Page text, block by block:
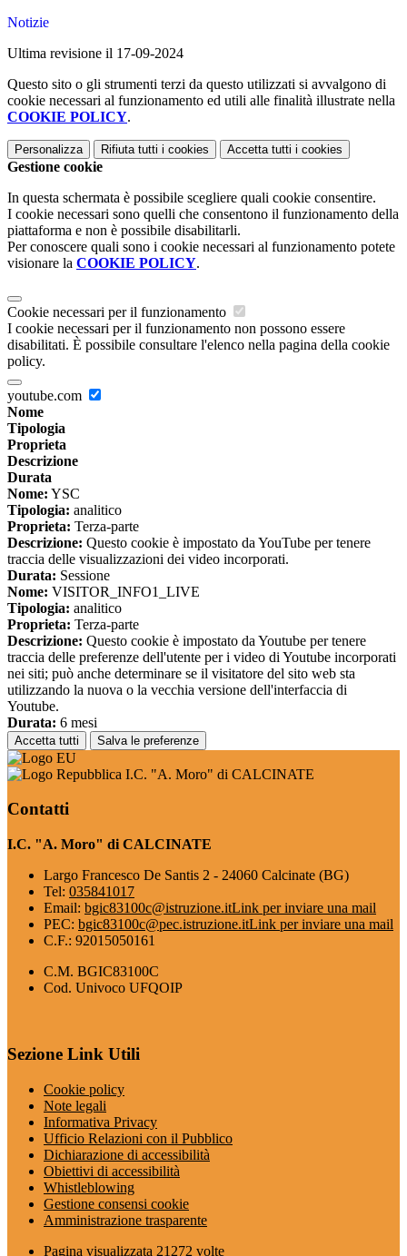
Notizie
Ultima revisione il 17-09-2024
Questo sito o gli strumenti terzi da questo utilizzati si avvalgono di
cookie necessari al funzionamento ed utili alle finalità illustrate nella
COOKIE POLICY.
Personalizza Rifiuta tutti i cookies Accetta tutti i cookies
Gestione cookie
In questa schermata è possibile scegliere quali cookie consentire.
I cookie necessari sono quelli che consentono il funzionamento della
piattaforma e non è possibile disabilitarli.
Per conoscere quali sono i cookie necessari al funzionamento potete
visionare la COOKIE POLICY.
Cookie necessari per il funzionamento
I cookie necessari per il funzionamento non possono essere
disabilitati. È possibile consultare l'elenco nella pagina della cookie
policy.
youtube.com
Nome
Tipologia
Proprieta
Descrizione
Durata
Nome: YSC
Tipologia: analitico
Proprieta: Terza-parte
Descrizione: Questo cookie è impostato da YouTube per tenere
traccia delle visualizzazioni dei video incorporati.
Durata: Sessione
Nome: VISITOR_INFO1_LIVE
Tipologia: analitico
Proprieta: Terza-parte
Descrizione: Questo cookie è impostato da Youtube per tenere
traccia delle preferenze dell'utente per i video di Youtube incorporati
nei siti; può anche determinare se il visitatore del sito web sta
utilizzando la nuova o la vecchia versione dell'interfaccia di
Youtube.
Durata: 6 mesi
Accetta tutti Salva le preferenze
I.C. "A. Moro" di CALCINATE
Contatti
I.C. "A. Moro" di CALCINATE
Largo Francesco De Santis 2 - 24060 Calcinate (BG)
Tel: 035841017
Email: bgic83100c@istruzione.itLink per inviare una mail
PEC: bgic83100c@pec.istruzione.itLink per inviare una mail
C.F.: 92015050161
C.M. BGIC83100C
Cod. Univoco UFQOIP
Sezione Link Utili
Cookie policy
Note legali
Informativa Privacy
Ufficio Relazioni con il Pubblico
Dichiarazione di accessibilità
Obiettivi di accessibilità
Whistleblowing
Gestione consensi cookie
Amministrazione trasparente
Pagina visualizzata 21272 volte